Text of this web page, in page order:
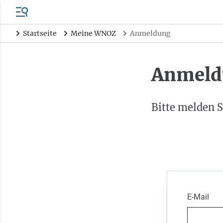
Startseite Meine WNOZ Anmeldung
Bitte melden
E-Mail